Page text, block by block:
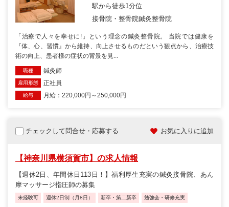
駅から徒歩1分位
接骨院・整骨院鍼灸整骨院
「治療で人々を幸せに!」という理念の鍼灸整骨院。 当院では健康を
『体、心、習慣』から維持、向上させるものだという観点から、治療技
術の向上、患者様の症状の背景を見...
職種 鍼灸師
雇用形態 正社員
給与 月給：220,000円～250,000円
チェックして問合せ・応募する お気に入りに追加
【神奈川県横須賀市】の求人情報
【週休2日、年間休日113日！】福利厚生充実の鍼灸接骨院、あん
摩マッサージ指圧師の募集
未経験可 週休2日制（月8日） 新卒・第二新卒 勉強会・研修充実